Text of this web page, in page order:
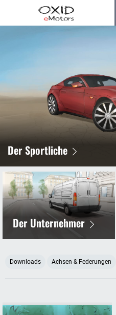
Der Sportliche
Der Unternehmer
Downloads
Achsen & Federungen